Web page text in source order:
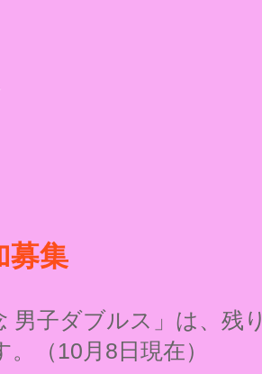
募集
男子ダブルス」は、残り
（10月8日現在）